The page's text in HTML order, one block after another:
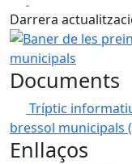
Darrera
Baner de les
Documents
Tríptic
bressol municipals
Enllaços